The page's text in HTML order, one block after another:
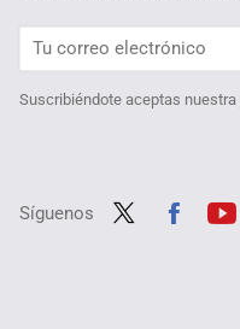
Suscribiéndote aceptas nuestra
Síguenos